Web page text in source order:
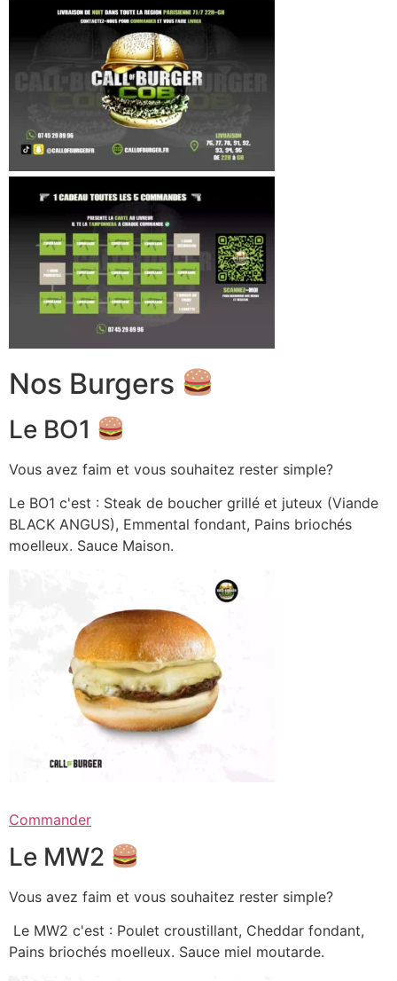
Nos Burgers
Le BO1
Vous avez faim et vous souhaitez rester simple?
Le BO1 c'est : Steak de boucher grillé et juteux (Viande
BLACK ANGUS), Emmental fondant, Pains briochés
moelleux. Sauce Maison.
Commander
Le MW2
Vous avez faim et vous souhaitez rester simple?
Le MW2 c'est : Poulet croustillant, Cheddar fondant,
Pains briochés moelleux. Sauce miel moutarde.